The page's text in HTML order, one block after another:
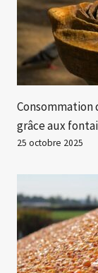
Consommation
grâce aux
25 octobre 2025